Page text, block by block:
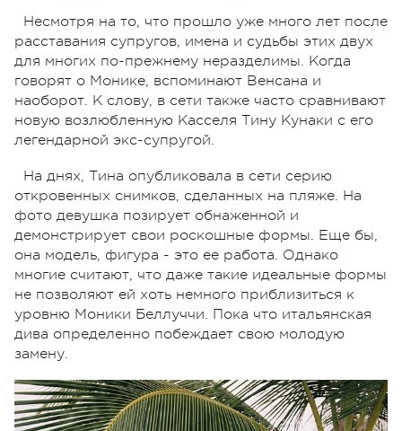
Несмотря на то, что прошло уже много лет после
расставания супругов, имена и судьбы этих двух
для многих по-прежнему неразделимы. Когда
говорят о Монике, вспоминают Венсана и
наоборот. К слову, в сети также часто сравнивают
новую возлюбленную Касселя Тину Кунаки с его
легендарной экс-супругой.
На днях, Тина опубликовала в сети серию
откровенных снимков, сделанных на пляже. На
фото девушка позирует обнаженной и
демонстрирует свои роскошные формы. Еще бы,
она модель, фигура - это ее работа. Однако
многие считают, что даже такие идеальные формы
не позволяют ей хоть немного приблизиться к
уровню Моники Беллуччи. Пока что итальянская
дива определенно побеждает свою молодую
замену.